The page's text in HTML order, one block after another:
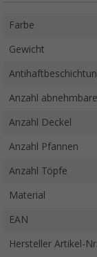
Farbe
Gewicht
Anzahl
Anzahl Deckel
Anzahl Pfannen
Anzahl Töpfe
Material
EAN
Hersteller Artikel-Nr.